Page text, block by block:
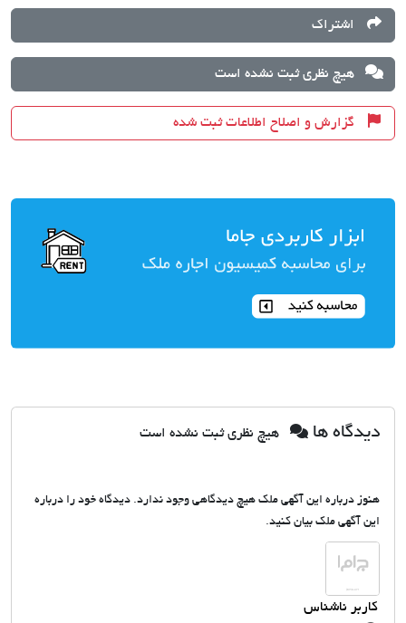
اشتراک
هیچ نظری ثبت نشده است
گزارش و اصلاح اطلاعات ثبت شده
دیدگاه ها هیچ نظری ثبت نشده است
هنوز درباره این آگهی ملک هیچ دیدگاهی وجود ندارد. دیدگاه خود را درباره
این آگهی ملک بیان کنید.